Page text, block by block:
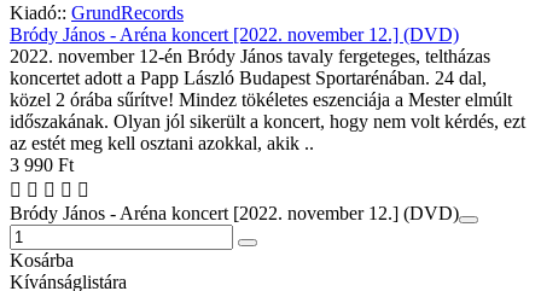
Kiadó:: GrundRecords
Bródy János - Aréna koncert [2022. november 12.] (DVD)
2022. november 12-én Bródy János tavaly fergeteges, teltházas
koncertet adott a Papp László Budapest Sportarénában. 24 dal,
közel 2 órába sűrítve! Mindez tökéletes eszenciája a Mester elmúlt
időszakának. Olyan jól sikerült a koncert, hogy nem volt kérdés, ezt
az estét meg kell osztani azokkal, akik ..
3 990 Ft
Bródy János - Aréna koncert [2022. november 12.] (DVD)
Kosárba
Kívánságlistára